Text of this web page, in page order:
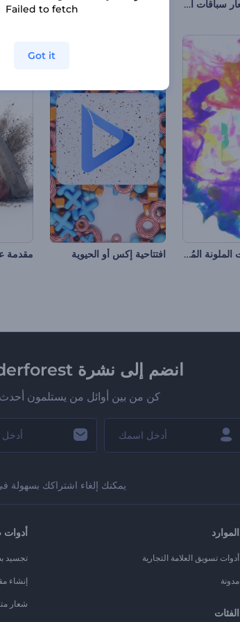
الكشف عن شعار سباقات الفورمولا 1 شعار نيون استوائي
شعار الجسيمات الملونة المُلهم افتتاحية إكس أو الحيوية مقدمة
انضم إلى نشرة Renderforest الإخبارية
كن من بين أوائل من يستلمون أحدث
يمكنك إلغاء اشتراكك بسهولة
الموارد
أدوات تسويق العلامة التجارية
مدونة
الفئات
أدوات
تجسيد
إنشاء
شعار
Failed to fetch
Got it